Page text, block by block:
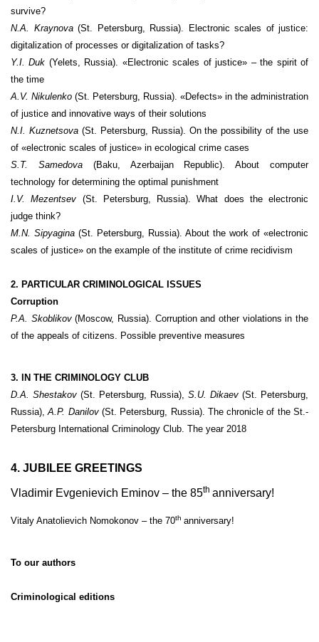
survive?
N.A. Kraynova(St. Petersburg, Russia). Electronic scales of justice:
digitalization of processes or digitalization of tasks?
Y.I. Duk (Yelets, Russia). «Electronic scales of justice» – the spirit of
the time
A.V. Nikulenko (St. Petersburg, Russia). «Defects» in the administration
of justice and innovative ways of their solutions
N.I. Kuznetsova (St. Petersburg, Russia). On the possibility of the use
of «electronic scales of justice» in ecological crime cases
S.T. Samedova(Baku, Azerbaijan Republic). About computer
technology for determining the optimal punishment
I.V. Mezentsev (St. Petersburg, Russia). What does the electronic
judge think?
M.N. Sipyagina (St. Petersburg, Russia). About the work of «electronic
scales of justice» on the example of the institute of crime recidivism
2. PARTICULAR CRIMINOLOGICAL ISSUES
Corruption
P.A. Skoblikov(Moscow, Russia). Corruption and other violations in the
of the appeals of citizens. Possible preventive measures
3. IN THE CRIMINOLOGY CLUB
D.A. Shestakov (St. Petersburg, Russia), S.U. Dikaev (St. Petersburg,
Russia),A.P. Danilov(St. Petersburg, Russia). The chronicle of the St.-
Petersburg International Criminology Club. The year 2018
4. JUBILEE GREETINGS
Vladimir Evgenievich Eminov – the 85th anniversary!
Vitaly Anatolievich Nomokonov – the 70th anniversary!
To our authors
Criminological editions